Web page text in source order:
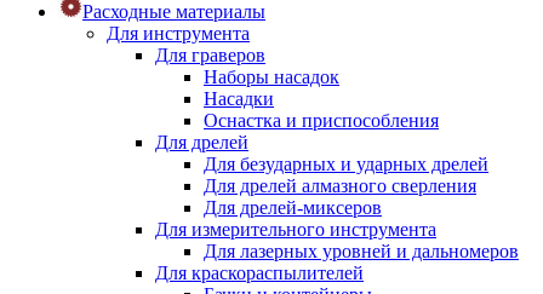
Расходные материалы
Для инструмента
Для граверов
Наборы насадок
Насадки
Оснастка и приспособления
Для дрелей
Для безударных и ударных дрелей
Для дрелей алмазного сверления
Для дрелей-миксеров
Для измерительного инструмента
Для лазерных уровней и дальномеров
Для краскораспылителей